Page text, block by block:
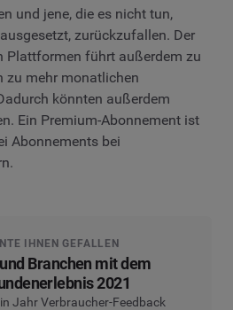
und jene, die es nicht tun,
zurückzufallen. Der
Plattformen führt außerdem zu
zu mehr monatlichen
könnten außerdem
Ein Premium-Abonnement ist
Abonnements bei
IHNEN GEFALLEN
Branchen mit dem
2021
Jahr Verbraucher-Feedback